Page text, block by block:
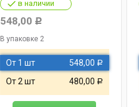
в наличии
548,00 Р
В упаковке 2
От 1 шт 548,00 Р
От 2 шт 480,00 Р